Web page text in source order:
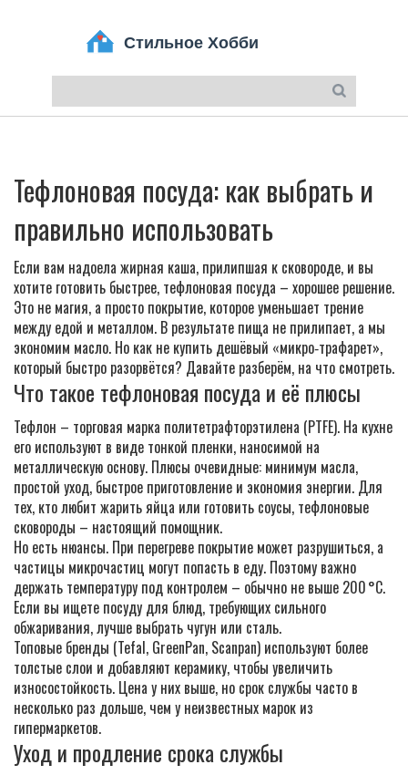
Тефлоновая посуда: как выбрать и
правильно использовать
Если вам надоела жирная каша, прилипшая к сковороде, и вы
хотите готовить быстрее, тефлоновая посуда – хорошее решение.
Это не магия, а просто покрытие, которое уменьшает трение
между едой и металлом. В результате пища не прилипает, а мы
экономим масло. Но как не купить дешёвый «микро‑трафарет»,
который быстро разорвётся? Давайте разберём, на что смотреть.
Что такое тефлоновая посуда и её плюсы
Тефлон – торговая марка политетрафторэтилена (PTFE). На кухне
его используют в виде тонкой пленки, наносимой на
металлическую основу. Плюсы очевидные: минимум масла,
простой уход, быстрое приготовление и экономия энергии. Для
тех, кто любит жарить яйца или готовить соусы, тефлоновые
сковороды – настоящий помощник.
Но есть нюансы. При перегреве покрытие может разрушиться, а
частицы микрочастиц могут попасть в еду. Поэтому важно
держать температуру под контролем – обычно не выше 200 °C.
Если вы ищете посуду для блюд, требующих сильного
обжаривания, лучше выбрать чугун или сталь.
Топовые бренды (Tefal, GreenPan, Scanpan) используют более
толстыe слои и добавляют керамику, чтобы увеличить
износостойкость. Цена у них выше, но срок службы часто в
несколько раз дольше, чем у неизвестных марок из
гипермаркетов.
Уход и продление срока службы